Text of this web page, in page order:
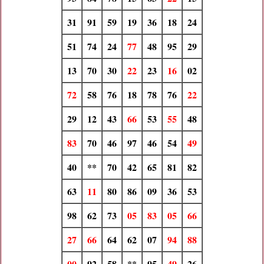
31
91 59 19 36 18
24
51
74 24 77 48 95
29
13
70 30 22 23 16
02
72
58 76 18 78 76
22
29
12 43 66 53 55
48
83
70 46 97 46 54
49
40
** 70 42 65 81
82
63
11 80 86 09 36
53
98
62 73 05 83 05
66
27
66 64 62 07 94
88